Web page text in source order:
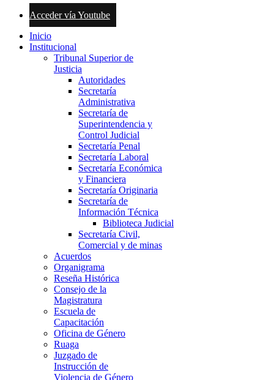
Acceder vía Youtube
Inicio
Institucional
Tribunal Superior de
Justicia
Autoridades
Secretaría
Administrativa
Secretaría de
Superintendencia y
Control Judicial
Secretaría Penal
Secretaría Laboral
Secretaría Económica
y Financiera
Secretaría Originaria
Secretaría de
Información Técnica
Biblioteca Judicial
Secretaría Civil,
Comercial y de minas
Acuerdos
Organigrama
Reseña Histórica
Consejo de la
Magistratura
Escuela de
Capacitación
Oficina de Género
Ruaga
Juzgado de
Instrucción de
Violencia de Género